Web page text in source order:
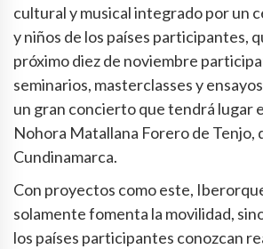
cultural y musical integrado por un
y niños de los países participantes,
próximo diez de noviembre
seminarios, masterclasses y
un gran concierto que tendrá lugar
Nohora Matallana Forero de Tenjo,
Cundinamarca.
Con proyectos como este,
solamente fomenta la movilidad,
los países participantes conozcan